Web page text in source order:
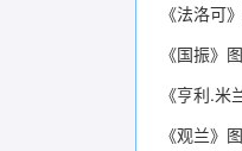
《法洛可
《国振》
《亨利.米
《观兰》